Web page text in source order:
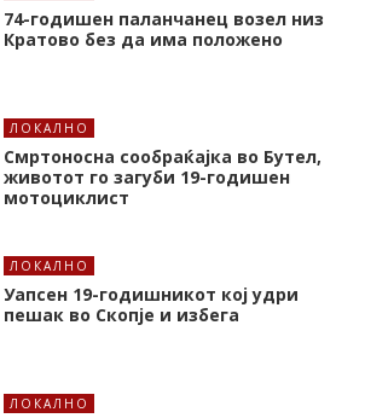
74-годишен паланчанец возел низ
Кратово без да има положено
ЛОКАЛНО
Смртоносна сообраќајка во Бутел,
животот го загуби 19-годишен
мотоциклист
ЛОКАЛНО
Уапсен 19-годишникот кој удри
пешак во Скопје и избега
ЛОКАЛНО